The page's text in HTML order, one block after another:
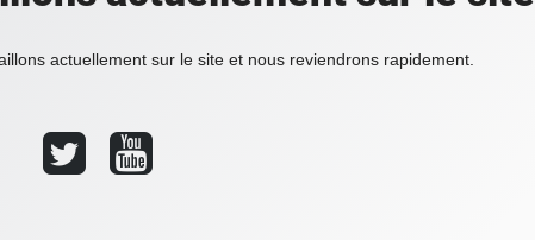
actuellement sur le site et nous reviendrons rapidement.